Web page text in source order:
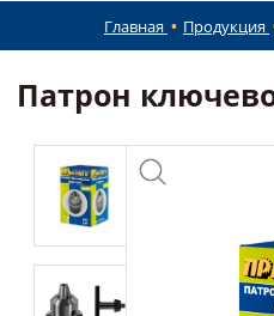
Главная Продукция
Патрон